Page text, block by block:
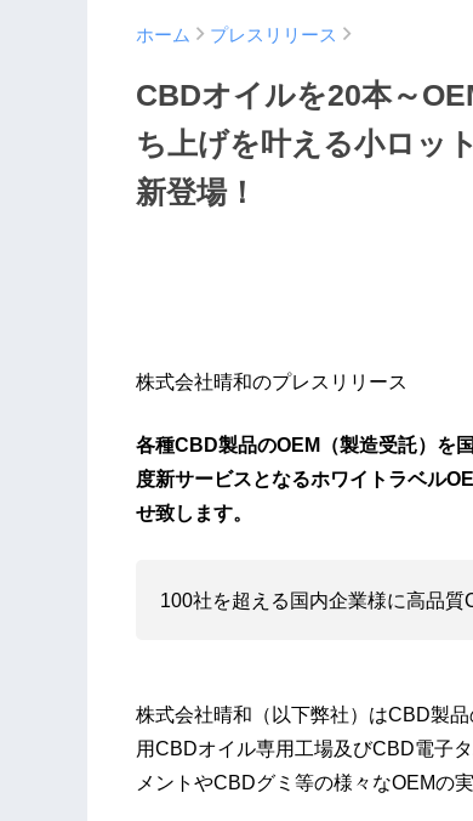
ホーム プレスリリース
CBDオイルを20本～
ち上げを叶える小ロッ
新登場！
株式会社晴和のプレスリリース
各種CBD製品のOEM（製造受託）を
度新サービスとなるホワイトラベル
せ致します。
100社を超える国内企業様に高品質
株式会社晴和（以下弊社）はCBD製
用CBDオイル専用工場及びCBD電子
メントやCBDグミ等の様々なOEMの